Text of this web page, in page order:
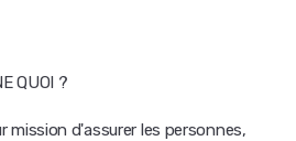
QUOI ?
mission d'assurer les personnes,